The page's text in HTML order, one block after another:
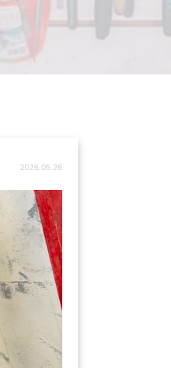
2026.05.26